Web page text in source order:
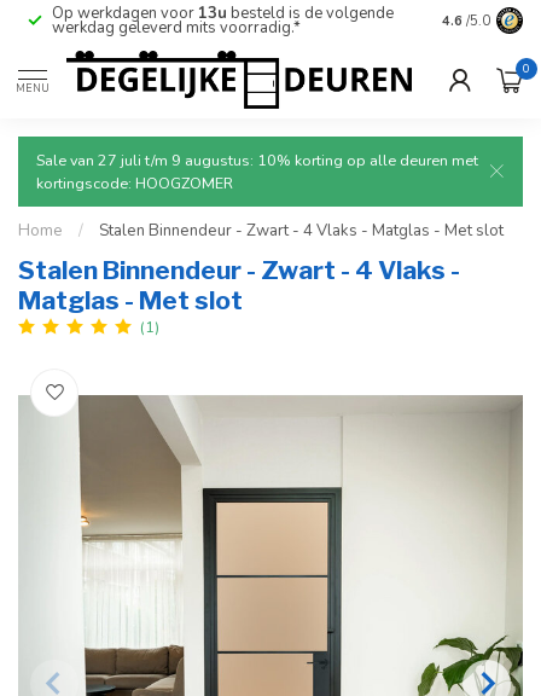
Op werkdagen voor 13u besteld is de volgende
werkdag geleverd mits voorradig.*
Ruim aanbod
deuren.
4.6 /5.0
MENU
0
Sale van 27 juli t/m 9 augustus: 10% korting op alle deuren met
kortingscode: HOOGZOMER
Home / Stalen Binnendeur - Zwart - 4 Vlaks - Matglas - Met slot
Stalen Binnendeur - Zwart - 4 Vlaks -
Matglas - Met slot
(1)